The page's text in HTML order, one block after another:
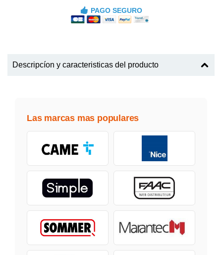
PAGO SEGURO
Descripcíon y caracteristicas del producto
Las marcas mas populares